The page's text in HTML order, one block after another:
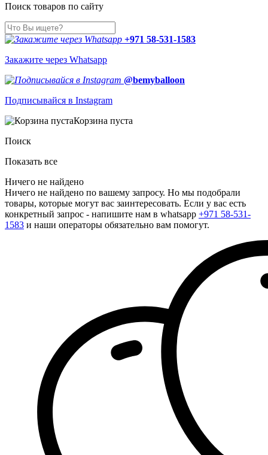
Поиск товаров по сайту
+971 58-531-1583
Закажите через Whatsapp
@bemyballoon
Подписывайся в Instagram
Корзина пуста
Поиск
Показать все
Ничего не найдено
Ничего не найдено по вашему запросу. Но мы подобрали
товары, которые могут вас заинтересовать. Если у вас есть
конкретный запрос - напишите нам в whatsapp +971 58-531-
1583 и наши операторы обязательно вам помогут.